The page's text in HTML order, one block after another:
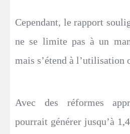
Cependant, le rapport
ne se limite pas à un
mais s’étend à l’utilisation
Avec des réformes
pourrait générer jusqu’à